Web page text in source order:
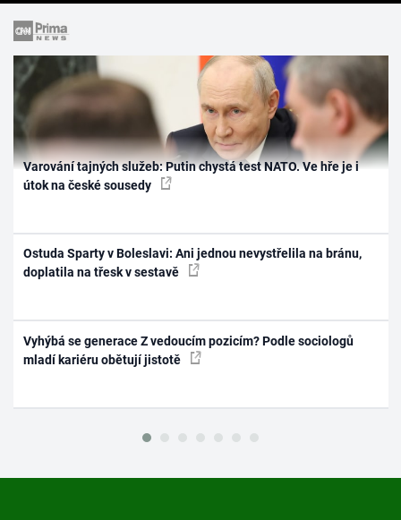
Varování tajných služeb: Putin chystá test NATO. Ve hře je i
útok na české sousedy
Ostuda Sparty v Boleslavi: Ani jednou nevystřelila na bránu,
doplatila na třesk v sestavě
Vyhýbá se generace Z vedoucím pozicím? Podle sociologů
mladí kariéru obětují jistotě